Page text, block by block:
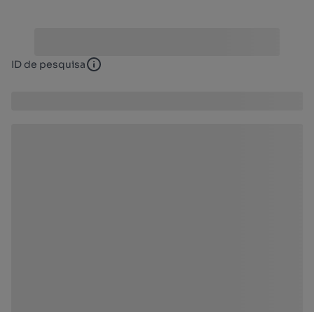
ID de pesquisa ID de pesquisa